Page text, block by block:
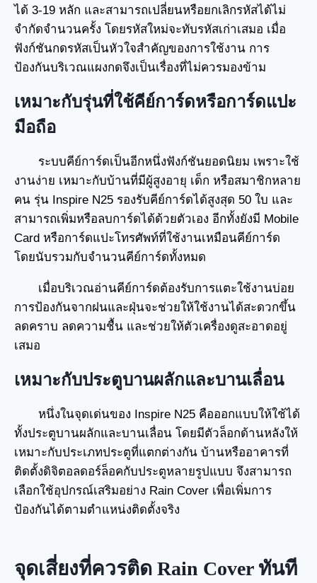
ได้ 3-19 หลัก และสามารถเปลี่ยนหรือยกเลิกรหัสได้ไม่
จำกัดจำนวนครั้ง โดยรหัสใหม่จะทับรหัสเก่าเสมอ เมื่อ
ฟังก์ชันกดรหัสเป็นหัวใจสำคัญของการใช้งาน การ
ป้องกันบริเวณแผงกดจึงเป็นเรื่องที่ไม่ควรมองข้าม
เหมาะกับรุ่นที่ใช้คีย์การ์ดหรือการ์ดแปะ
มือถือ
ระบบคีย์การ์ดเป็นอีกหนึ่งฟังก์ชันยอดนิยม เพราะใช้
งานง่าย เหมาะกับบ้านที่มีผู้สูงอายุ เด็ก หรือสมาชิกหลาย
คน รุ่น Inspire N25 รองรับคีย์การ์ดได้สูงสุด 50 ใบ และ
สามารถเพิ่มหรือลบการ์ดได้ด้วยตัวเอง อีกทั้งยังมี Mobile
Card หรือการ์ดแปะโทรศัพท์ที่ใช้งานเหมือนคีย์การ์ด
โดยนับรวมกับจำนวนคีย์การ์ดทั้งหมด
เมื่อบริเวณอ่านคีย์การ์ดต้องรับการแตะใช้งานบ่อย
การป้องกันจากฝนและฝุ่นจะช่วยให้ใช้งานได้สะดวกขึ้น
ลดคราบ ลดความชื้น และช่วยให้ตัวเครื่องดูสะอาดอยู่
เสมอ
เหมาะกับประตูบานผลักและบานเลื่อน
หนึ่งในจุดเด่นของ Inspire N25 คือออกแบบให้ใช้ได้
ทั้งประตูบานผลักและบานเลื่อน โดยมีตัวล็อกด้านหลังให้
เหมาะกับประเภทประตูที่แตกต่างกัน บ้านหรืออาคารที่
ติดตั้งดิจิตอลดอร์ล็อคกับประตูหลายรูปแบบ จึงสามารถ
เลือกใช้อุปกรณ์เสริมอย่าง Rain Cover เพื่อเพิ่มการ
ป้องกันได้ตามตำแหน่งติดตั้งจริง
จุดเสี่ยงที่ควรติด Rain Cover ทันที